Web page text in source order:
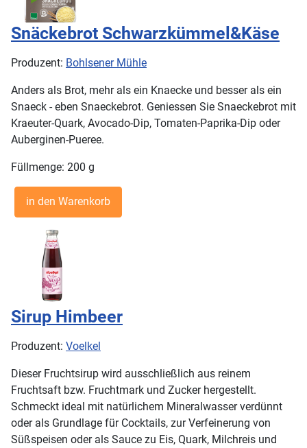
Snäckebrot Schwarzkümmel&Käse
Produzent: Bohlsener Mühle
Anders als Brot, mehr als ein Knaecke und besser als ein
Snaeck - eben Snaeckebrot. Geniessen Sie Snaeckebrot mit
Kraeuter-Quark, Avocado-Dip, Tomaten-Paprika-Dip oder
Auberginen-Pueree.
Füllmenge: 200 g
Sirup Himbeer
Produzent: Voelkel
Dieser Fruchtsirup wird ausschließlich aus reinem
Fruchtsaft bzw. Fruchtmark und Zucker hergestellt.
Schmeckt ideal mit natürlichem Mineralwasser verdünnt
oder als Grundlage für Cocktails, zur Verfeinerung von
Süßspeisen oder als Sauce zu Eis, Quark, Milchreis und